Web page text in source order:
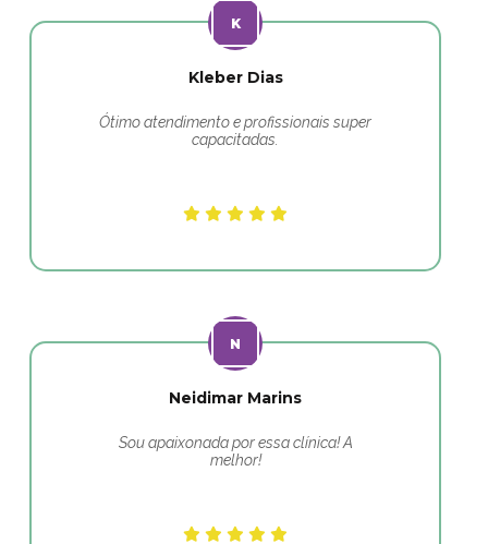
Kleber Dias
Ótimo atendimento e profissionais super
capacitadas.
Neidimar Marins
Sou apaixonada por essa clínica! A
melhor!